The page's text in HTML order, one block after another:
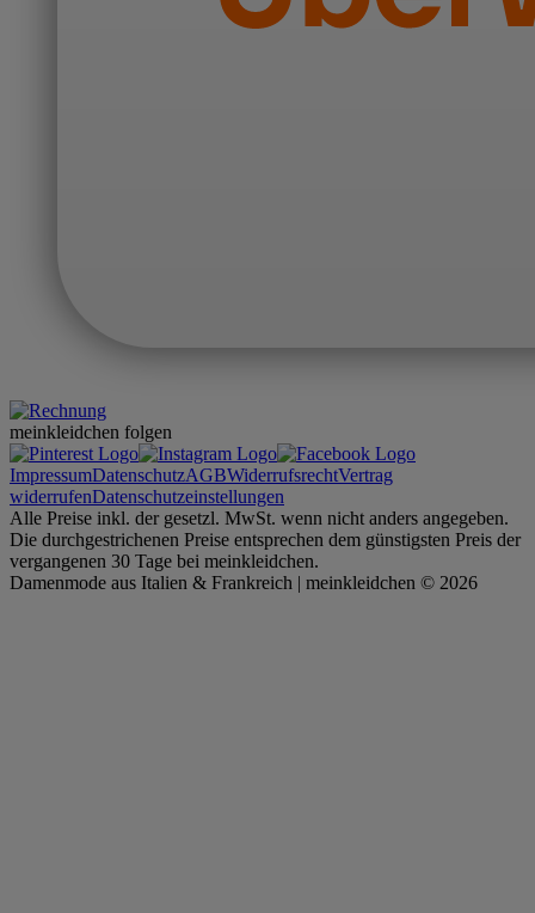
meinkleidchen folgen
ImpressumDatenschutzAGBWiderrufsrechtVertrag
widerrufenDatenschutzeinstellungen
Alle Preise inkl. der gesetzl. MwSt. wenn nicht anders angegeben.
Die durchgestrichenen Preise entsprechen dem günstigsten Preis der
vergangenen 30 Tage bei meinkleidchen.
Damenmode aus Italien & Frankreich | meinkleidchen © 2026